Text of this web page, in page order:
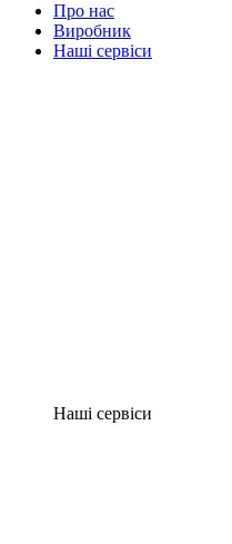
Про нас
Виробник
Наші сервіси
Наші сервіси